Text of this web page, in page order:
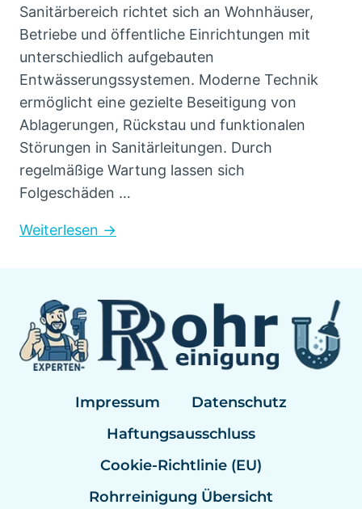
Sanitärbereich richtet sich an Wohnhäuser,
Betriebe und öffentliche Einrichtungen mit
unterschiedlich aufgebauten
Entwässerungssystemen. Moderne Technik
ermöglicht eine gezielte Beseitigung von
Ablagerungen, Rückstau und funktionalen
Störungen in Sanitärleitungen. Durch
regelmäßige Wartung lassen sich
Folgeschäden …
Weiterlesen →
Impressum
Datenschutz
Haftungsausschluss
Cookie-Richtlinie (EU)
Rohrreinigung Übersicht